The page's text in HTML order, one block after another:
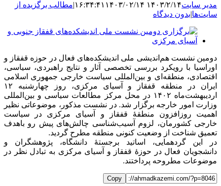
مدیر سایت۱۴۰۳/۲/۱۴ ۱۶:۳۴:۴۱ ۱۴۰۳/۰۲/۱۴ |مطالب برگزیده از
سایت‌ها|بدون دیدگاه
نمایش
تصویر
دومین نشست هم‌اندیشی ملی اندیشکده‌های فعال در حوزه قفقاز و
اوراسیا با رویکرد بررسی تخصصی آثار و نتایج راهبردی، سیاسی،
اقتصادی، منطقه‌ای و بین‌المللی سیاست خارجی جمهوری اسلامی
ایران در منطقه قفقاز و آسیای مرکزی، روز چهارشنبه ۱۲
اردیبهشت‌ماه ۱۴۰۲ در محل مرکز مطالعات سیاسی و بین‌المللی
وزارت امور خارجه برگزار شد. در نشست مذکور، موضوعاتی نظیر
اهمیت روزافزون منطقهٔ قفقاز و آسیای مرکزی در سیاست
خارجی کشورمان، لزوم آسیب‌شناسی چالش‌های پیش رو باهدف
تعمیق شناخت از وضعیت کنونی منطقه مطرح گردید.
در این گردهمایی، اساتید برجستهٔ دانشگاه، پژوهشگران و
دانشجویان فعال در حوزهٔ قفقاز و آسیای مرکزی به تبادل نظر در
موضوعات مطروحه پرداختند.
Copy